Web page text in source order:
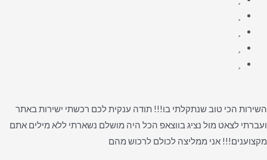
השירות הכי טוב שנתקלתי בו!!! תודה ענקית לכם רכשתי ישירות באתר
ועברתי לצאט מול נציג בווצאפ הכל היה מושלם נשארתי ללא מילים אתם
מקצוענים!!! אני ממליצה לכולם לרכוש מהם